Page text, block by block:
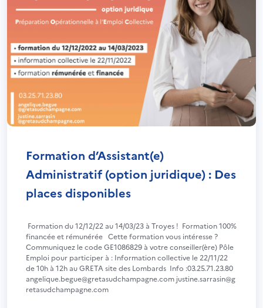
Formation d’Assistant(e)
Administratif (option juridique) : Des
places disponibles
Formation du 12/12/22 au 14/03/23 à Troyes ! Formation 100%
financée et rémunérée Cette formation vous intéresse ?
Communiquez le code GE1086829 à votre conseiller(ère) Pôle
Emploi pour participer à : Information collective le 22/11/22
de 10h à 12h au GRETA site des Lombards Info :03.25.71.23.80
angelique.begue@gretasudchampagne.com justine.sarrasin@g
retasudchampagne.com